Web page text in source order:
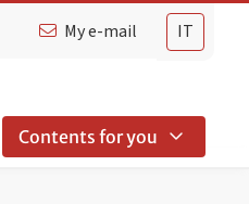
IT
My e-mail
Contents for you